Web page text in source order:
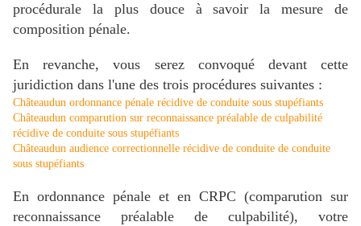
procédurale la plus douce à savoir la mesure de
composition pénale.
En revanche, vous serez convoqué devant cette
juridiction dans l'une des trois procédures suivantes :
Châteaudun ordonnance pénale récidive de conduite sous stupéfiants
Châteaudun comparution sur reconnaissance préalable de culpabilité
récidive de conduite sous stupéfiants
Châteaudun audience correctionnelle récidive de conduite de conduite
sous stupéfiants
En ordonnance pénale et en CRPC (comparution sur
reconnaissance préalable de culpabilité), votre